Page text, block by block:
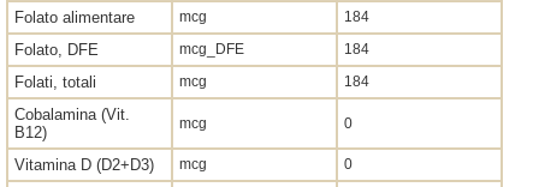
Folato alimentare mcg 184
Folato, DFE mcg_DFE 184
Folati, totali mcg 184
Cobalamina (Vit.
B12)
mcg 0
Vitamina D (D2+D3) mcg 0